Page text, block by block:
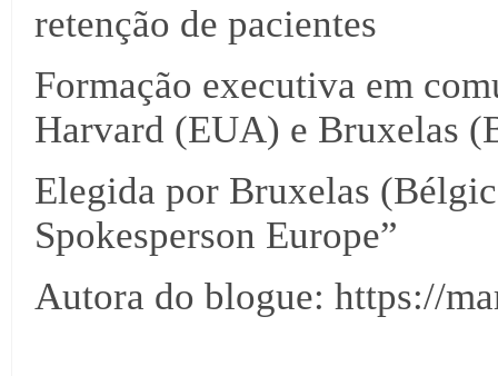
retenção de pacientes
Formação executiva em
Harvard (EUA) e Bruxelas
Elegida por Bruxelas
Spokesperson Europe”
Autora do blogue: https://